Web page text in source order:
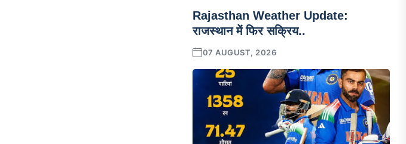
Rajasthan Weather Update:
राजस्थान में फिर सक्रिय..
07 AUGUST, 2026